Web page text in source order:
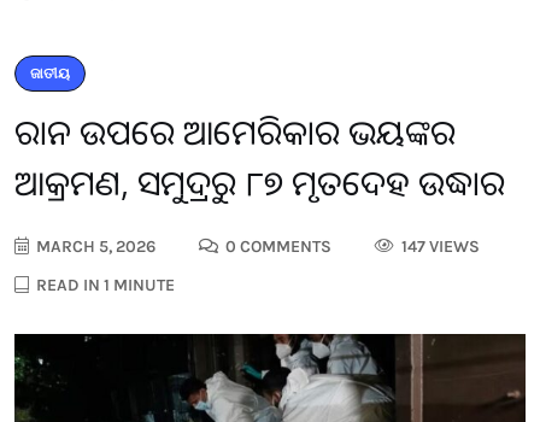
ଜାତୀୟ
ଇରାନ ଉପରେ ଆମେରିକାର ଭୟଙ୍କର
ଆକ୍ରମଣ, ସମୁଦ୍ରରୁ ୮୭ ମୃତଦେହ ଉଦ୍ଧାର
MARCH 5, 2026 0 COMMENTS
147 VIEWS
READ IN 1 MINUTE